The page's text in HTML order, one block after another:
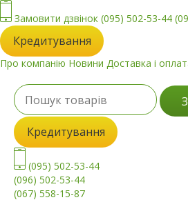
Замовити дзвінок (095) 502-53-44
Кредитування
Про компанію Новини Доставка і
Кредитування
(095) 502-53-44
(096) 502-53-44
(067) 558-15-87